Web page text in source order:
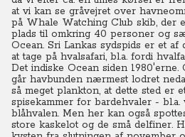
at vi kan se gråvejret over
på Whale Watching Club skib, der
plads til omkring 40 personer og
Ocean. Sri Lankas sydspids er et
at tage på hvalsafari, bl.a. fordi
Det indiske Ocean siden 1980'erne.
går havbunden nærmest lodret
så meget plankton, at dette sted er
spisekammer for bardehvaler -
blåhvalen. Men her kan også
store kaskelot og de små delfiner.